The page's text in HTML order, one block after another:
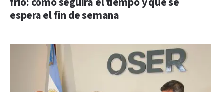
espera el fin de semana